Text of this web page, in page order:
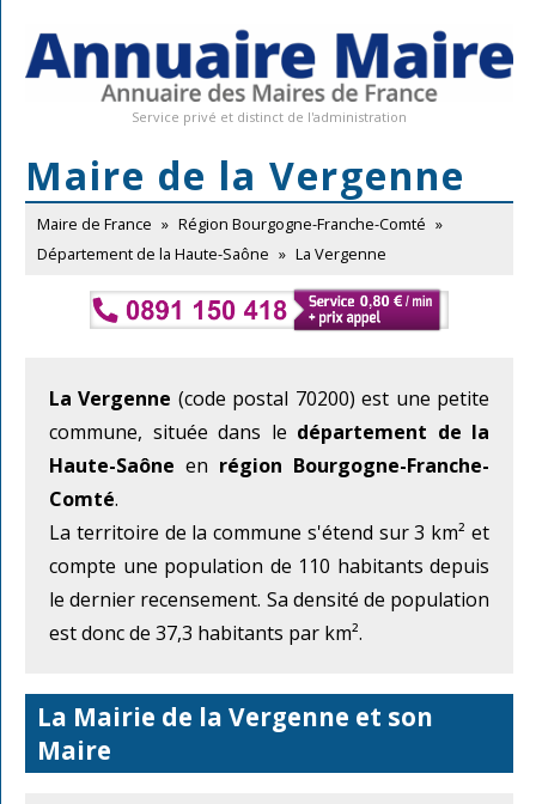
Service privé et distinct de l'administration
Maire de la Vergenne
Maire de France » Région Bourgogne-Franche-Comté »
Département de la Haute-Saône » La Vergenne
La Vergenne (code postal 70200) est une petite
commune, située dans le département de la
Haute-Saône en région Bourgogne-Franche-
Comté.
La territoire de la commune s'étend sur 3 km² et
compte une population de 110 habitants depuis
le dernier recensement. Sa densité de population
est donc de 37,3 habitants par km².
La Mairie de la Vergenne et son
Maire